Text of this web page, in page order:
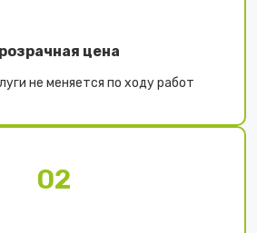
цена
не меняется по ходу работ
02